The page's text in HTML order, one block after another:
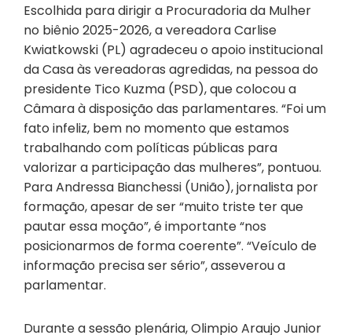
Escolhida para dirigir a Procuradoria da Mulher
no biênio 2025-2026, a vereadora Carlise
Kwiatkowski (PL) agradeceu o apoio institucional
da Casa às vereadoras agredidas, na pessoa do
presidente Tico Kuzma (PSD), que colocou a
Câmara à disposição das parlamentares. “Foi um
fato infeliz, bem no momento que estamos
trabalhando com políticas públicas para
valorizar a participação das mulheres”, pontuou.
Para Andressa Bianchessi (União), jornalista por
formação, apesar de ser “muito triste ter que
pautar essa moção”, é importante “nos
posicionarmos de forma coerente”. “Veículo de
informação precisa ser sério”, asseverou a
parlamentar.
Durante a sessão plenária, Olimpio Araujo Junior